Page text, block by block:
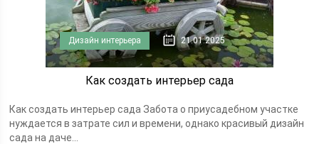
Дизайн интерьера 21.01.2025
Как создать интерьер сада
Как создать интерьер сада Забота о приусадебном участке
нуждается в затрате сил и времени, однако красивый дизайн
сада на даче...